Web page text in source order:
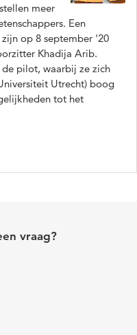
meer
Een
op 8 september '20
Khadija Arib.
pilot, waarbij ze zich
Utrecht) boog
tot het
vraag?